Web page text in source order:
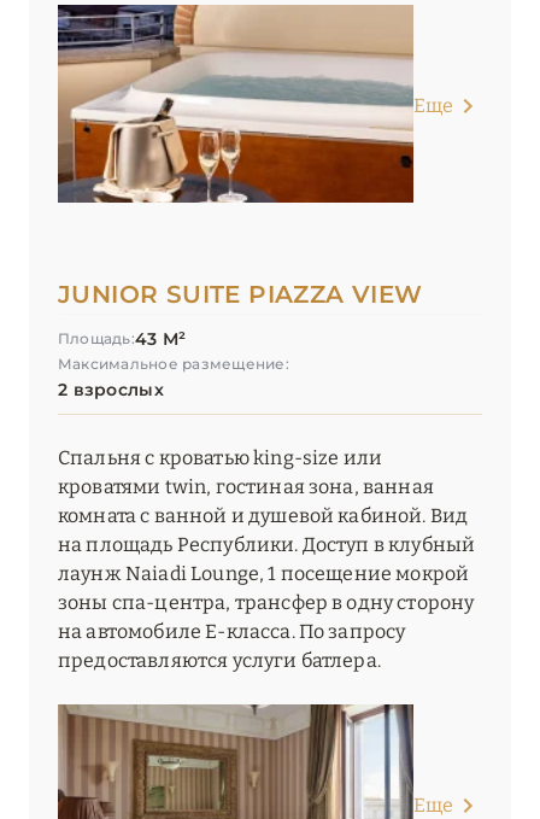
Еще
JUNIOR SUITE PIAZZA VIEW
Площадь:43 М²
Максимальное размещение:
2 взрослых
Спальня с кроватью king-size или
кроватями twin, гостиная зона, ванная
комната с ванной и душевой кабиной. Вид
на площадь Республики. Доступ в клубный
лаунж Naiadi Lounge, 1 посещение мокрой
зоны спа-центра, трансфер в одну сторону
на автомобиле E-класса. По запросу
предоставляются услуги батлера.
Еще